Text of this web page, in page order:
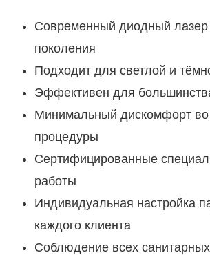
Современный диодный лазер
поколения
Подходит для светлой и
Эффективен для
Минимальный дискомфорт
процедуры
Сертифицированные
работы
Индивидуальная настройка
каждого клиента
Соблюдение всех